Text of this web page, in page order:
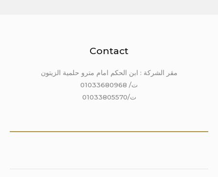
Contact
مقر الشركة : ابن الحكم امام مترو حلمية الزيتون
ت/ 01033680968
ت/01033805570